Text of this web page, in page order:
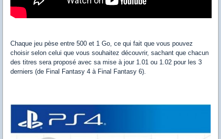
Chaque jeu pèse entre 500 et 1 Go, ce qui fait que vous pouvez
choisir selon celui que vous souhaitez découvrir, sachant que chacun
des titres sera proposé avec sa mise à jour 1.01 ou 1.02 pour les 3
derniers (de Final Fantasy 4 à Final Fantasy 6).